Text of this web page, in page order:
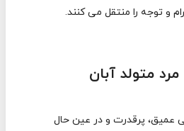
و توجه را منتقل می کنند.
متولد آبان
عمیق، پرقدرت و در عین حال